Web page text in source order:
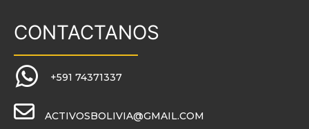
CONTACTANOS
+591 74371337
ACTIVOSBOLIVIA@GMAIL.COM